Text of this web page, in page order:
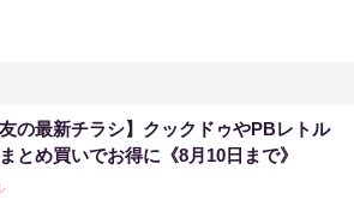
友の最新チラシ】クックドゥやPBレトル
とめ買いでお得に《8月10日まで》